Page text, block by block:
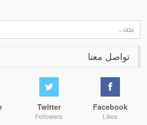
تواصل معنا
Facebook
Likes
Twitter
Followers